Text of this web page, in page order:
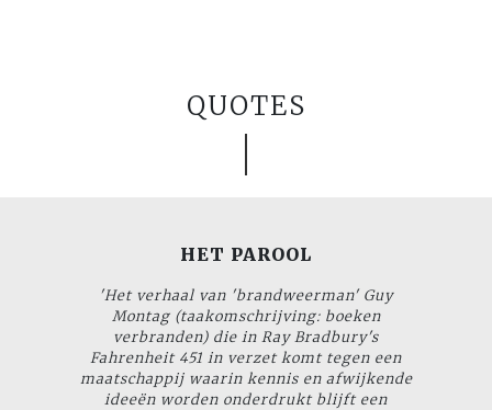
QUOTES
HET PAROOL
'Het verhaal van 'brandweerman' Guy
Montag (taakomschrijving: boeken
verbranden) die in Ray Bradbury's
Fahrenheit 451 in verzet komt tegen een
maatschappij waarin kennis en afwijkende
ideeën worden onderdrukt blijft een